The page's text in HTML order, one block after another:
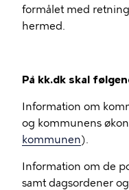
formålet med
hermed.
På kk.dk skal
Information om
og kommunens
kommunen).
Information om de
samt dagsordener